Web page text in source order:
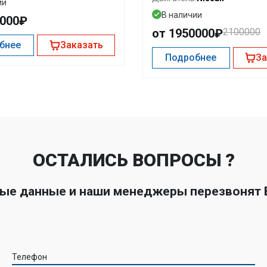
Заказать
В наличии
от 1950000₽2100000
Подробнее
ОСТАЛИСЬ ВОПРОСЫ ?
данные и наши менеджеры
Телефон